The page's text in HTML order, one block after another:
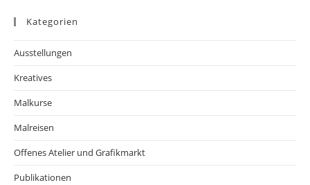
Kategorien
Ausstellungen
Kreatives
Malkurse
Malreisen
Offenes Atelier und Grafikmarkt
Publikationen